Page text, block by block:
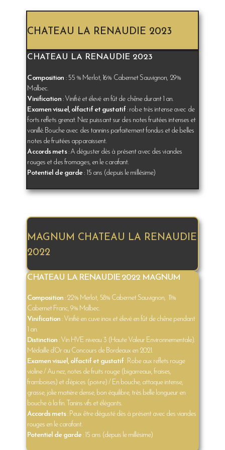
CHATEAU LA RENAUDIE 2023
CHATEAU LA RENAUDIE 2023
Composition : 55 % Merlot, 16% Cabernet Sauvignon, 29%
Malbec.
Vinification: Vinifié et élevé en fût de chêne durant 1 an.
Examen visuel, olfactif et gustatif: robe très intense avec de
forts reflets grenat. Nez puissant sur des notes fruitées intenses et
vanillé. Bouche avec des tannins parfaitement fondus et de belles
notes de fruitées apparaissent.
Accords mets: A déguster dès à présent avec des viandes
rouges et des fromages, en le carafant.
Potentiel de garde: 15 ans (depuis le millésime)
MAGNUM CHATEAU LA RENAUDIE
2022
CHATEAU LA RENAUDIE 2022 MAGNUM
Composition : 22% Merlot, 58% Cabernet Sauvignon, 11%
Cabernet Franc, 9% Malbec.
Vinification : Vinifié en cuve inox et élevé en fût de chêne pendant
1 an.
Distinction : Vin HVE niveau 3 (Haute Valeur Environnementale).
Médaille d’Or au Concours de Bordeaux en 2021.
Examen visuel, olfactif et gustatif : Robe aux reflets rouge
violine / Au nez, notes de fruits rouge (bigarreaux, fraises,
framboises) et d’épices (poivre) / En bouche, attaque intense,
grasse, jolie matière dense, bon équilibre, très belle longueur en
bouche à la fin. Tanins vifs et élégants.
Accords mets: Peux être dégusté dès à présent avec des viandes
rouges en le carafant.
Potentiel de garde: 15 ans (depuis le millésime)